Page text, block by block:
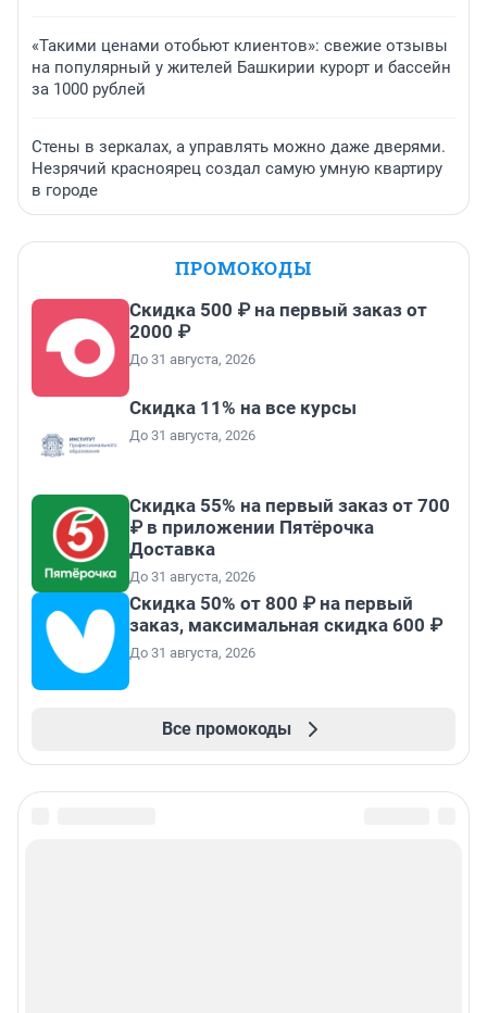
«Такими ценами отобьют клиентов»: свежие отзывы
на популярный у жителей Башкирии курорт и бассейн
за 1000 рублей
Стены в зеркалах, а управлять можно даже дверями.
Незрячий красноярец создал самую умную квартиру
в городе
ПРОМОКОДЫ
Скидка 500 ₽ на первый заказ от
2000 ₽
До 31 августа, 2026
Скидка 11% на все курсы
До 31 августа, 2026
Скидка 55% на первый заказ от 700
₽ в приложении Пятёрочка
Доставка
До 31 августа, 2026
Скидка 50% от 800 ₽ на первый
заказ, максимальная скидка 600 ₽
До 31 августа, 2026
Все промокоды